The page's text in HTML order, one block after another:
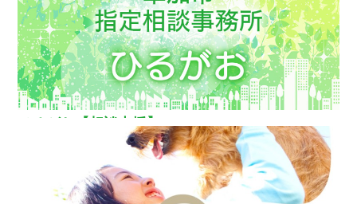
援】
ひるがお【相談支援】